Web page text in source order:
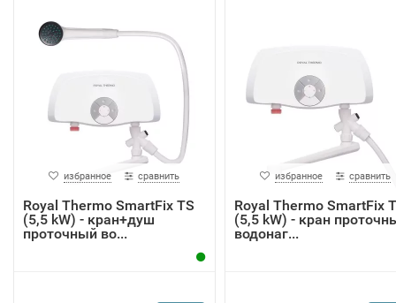
избранное сравнить
Royal Thermo SmartFix TS
(5,5 kW) - кран+душ
проточный во...
избранное сравнить
Royal Thermo SmartFix T
(5,5 kW) - кран
водонаг...